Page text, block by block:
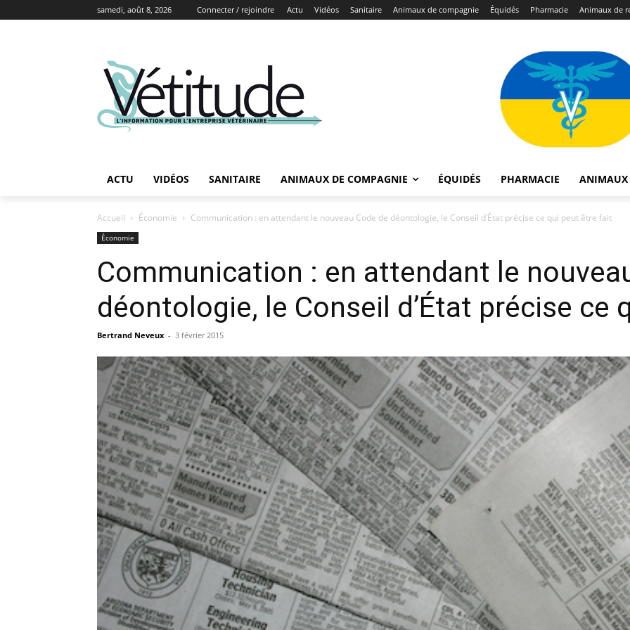
samedi, août 8, 2026 Connecter / rejoindre Actu Vidéos Sanitaire Animaux de compagnie Équidés Pharmacie Animaux de
ACTU VIDÉOS SANITAIRE ANIMAUX DE COMPAGNIE ÉQUIDÉS PHARMACIE ANIMAUX
Accueil Économie Communication : en attendant le nouveau Code de déontologie, le Conseil d’État précise ce qui peut être fait
Économie
Communication : en attendant le
déontologie, le Conseil d’État précise ce
Bertrand Neveux - 3 février 2015